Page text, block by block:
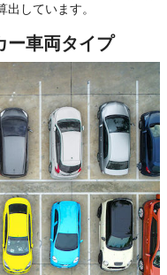
しています。
ー車両タイプ